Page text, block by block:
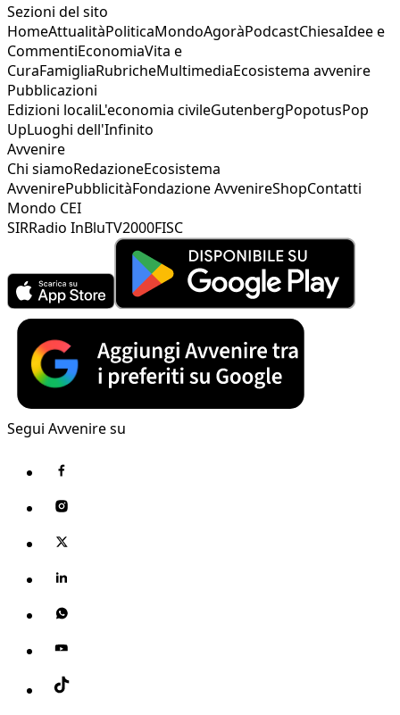
Sezioni del sito
HomeAttualitàPoliticaMondoAgoràPodcastChiesaIdee e
CommentiEconomiaVita e
CuraFamigliaRubricheMultimediaEcosistema avvenire
Pubblicazioni
Edizioni localiL'economia civileGutenbergPopotusPop
UpLuoghi dell'Infinito
Avvenire
Chi siamoRedazioneEcosistema
AvvenirePubblicitàFondazione AvvenireShopContatti
Mondo CEI
SIRRadio InBluTV2000FISC
Segui Avvenire su